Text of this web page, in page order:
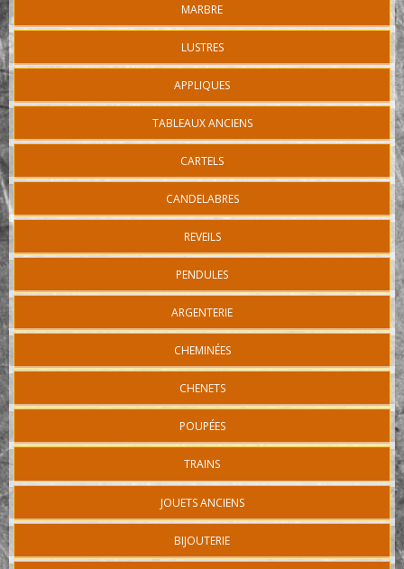
MARBRE
LUSTRES
APPLIQUES
TABLEAUX ANCIENS
CARTELS
CANDELABRES
REVEILS
PENDULES
ARGENTERIE
CHEMINÉES
CHENETS
POUPÉES
TRAINS
JOUETS ANCIENS
BIJOUTERIE